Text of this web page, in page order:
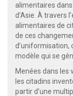
alimentaires
d’Asie. À travers
alimentaires de
de ces
d’uniformisation,
modèle qui se
Menées dans les
les citadins
partir d’une